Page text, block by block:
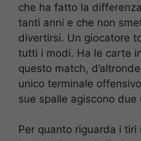
che ha fatto la
tanti anni e che non
divertirsi. Un giocatore
tutti i modi. Ha le carte
questo match,
unico terminale
sue spalle agiscono due
Per quanto riguarda i tiri